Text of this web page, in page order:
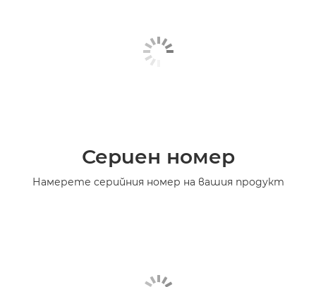
Сериен номер
Намерете серийния номер на вашия продукт